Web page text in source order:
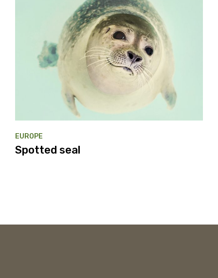
EUROPE
Spotted seal